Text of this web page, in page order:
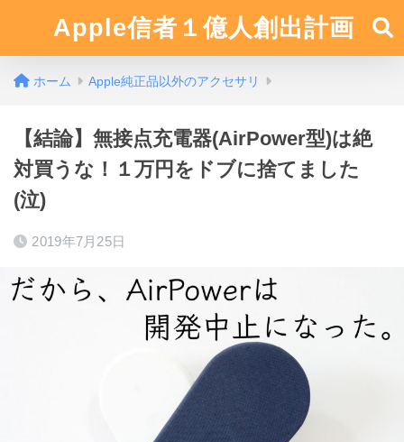
Apple信者１億人創出計画
ホーム Apple純正品以外のアクセサリ
【結論】無接点充電器(AirPower型)は絶
対買うな！１万円をドブに捨てました
(泣)
2019年7月25日